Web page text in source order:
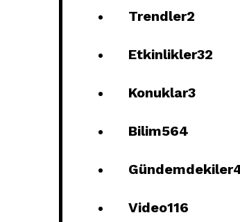
Trendler2
Etkinlikler32
Konuklar3
Bilim564
Gündemdekiler
Video116